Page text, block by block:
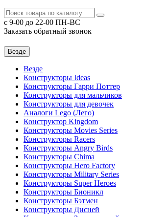
c 9-00 до 22-00 ПН-ВС
Заказать обратный звонок
Везде
Везде
Конструкторы Ideas
Конструкторы Гарри Поттер
Конструкторы для мальчиков
Конструкторы для девочек
Аналоги Lego (Лего)
Конструктор Kingdom
Конструкторы Movies Series
Конструкторы Racers
Конструкторы Angry Birds
Конструкторы Chima
Конструкторы Hero Factory
Конструкторы Military Series
Конструкторы Super Heroes
Конструкторы Бионикл
Конструкторы Бэтмен
Конструкторы Дисней